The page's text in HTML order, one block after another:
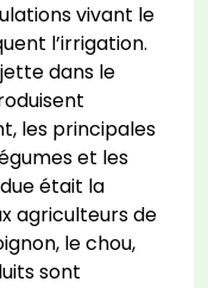
vivant le
l’irrigation.
dans le
les principales
et les
était la
agriculteurs de
le chou,
sont